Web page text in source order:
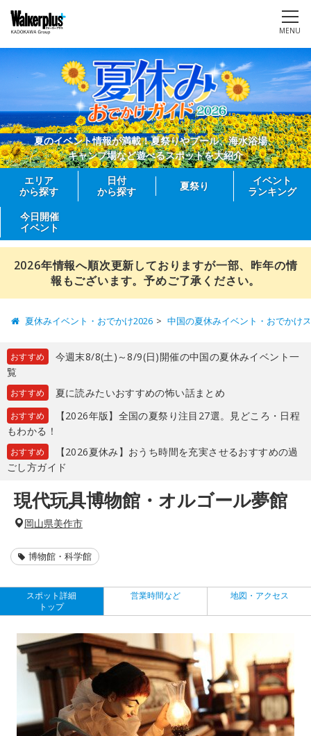
MENU
夏のイベント情報が満載！夏祭りやプール、海水浴場、
キャンプ場など遊べるスポットを大紹介
エリア
から探す
日付
から探す
夏祭り
イベント
ランキング
今日開催
イベント
2026年情報へ順次更新しておりますが一部、昨年の情
報もございます。予めご了承ください。
夏休みイベント・おでかけ2026 中国の夏休みイベント・おでかけ
おすすめ
今週末8/8(土)～8/9(日)開催の中国の夏休みイベント一
覧
おすすめ 夏に読みたいおすすめの怖い話まとめ
おすすめ
【2026年版】全国の夏祭り注目27選。見どころ・日程
もわかる！
おすすめ
【2026夏休み】おうち時間を充実させるおすすめの過
ごし方ガイド
現代玩具博物館・オルゴール夢館
岡山県美作市
博物館・科学館
スポット詳細
トップ
営業時間など 地図・アクセス